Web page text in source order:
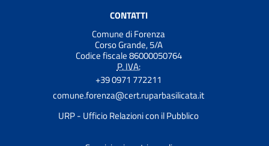
CONTATTI
Comune di Forenza
Corso Grande, 5/A
Codice fiscale 86000050764
P. IVA:
+39 0971 772211
comune.forenza@cert.ruparbasilicata.it
URP - Ufficio Relazioni con il Pubblico